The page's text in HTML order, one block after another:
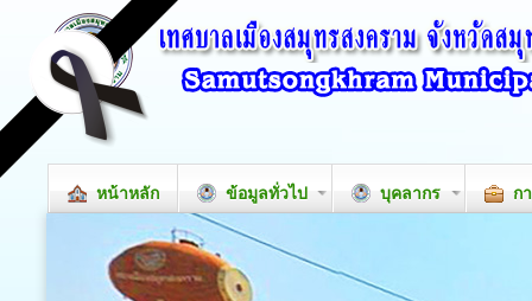
หน้าหลัก ข้อมูลทั่วไป บุคลากร ก